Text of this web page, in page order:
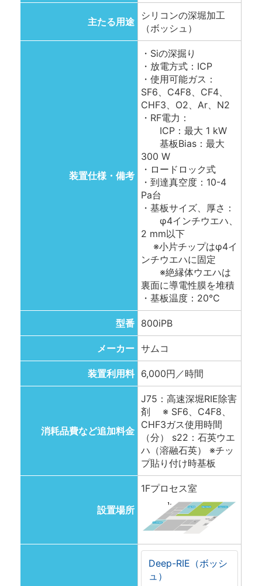
主たる用途
シリコンの深堀加工
（ボッシュ）
装置仕様・備考
・Siの深掘り
・放電方式：ICP
・使用可能ガス：
SF6、C4F8、CF4、
CHF3、O2、Ar、N2
・RF電力：
ICP：最大 1 kW
基板Bias：最大
300 W
・ロードロック式
・到達真空度：10-4
Pa台
・基板サイズ、厚さ：
φ4インチウエハ、
2 mm以下
※小片チップはφ4イ
ンチウエハに固定
※絶縁体ウエハは
裏面に導電性膜を堆積
・基板温度：20℃
型番 800iPB
メーカー サムコ
装置利用料 6,000円／時間
消耗品費など追加料金
J75：高速深堀RIE除害
剤 ※ SF6、C4F8、
CHF3ガス使用時間
（分） s22：石英ウエ
ハ（溶融石英） ※チッ
プ貼り付け時基板
設置場所
1Fプロセス室
Deep-RIE（ボッシ
ュ）